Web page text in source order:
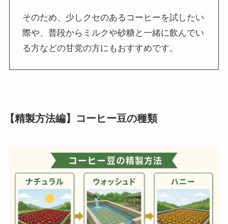
そのため、少しクセのあるコーヒーを試したい
際や、普段からミルクや砂糖と一緒に飲んでい
る方などの甘党の方にもおすすめです。
【精製方法編】コーヒー豆の種類